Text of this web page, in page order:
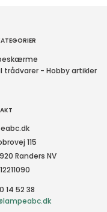
trådvarer - Hobby artikler
115
Randers NV
14 52 38